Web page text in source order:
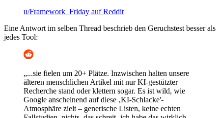
u/Framework_Friday auf Reddit
Eine Antwort im selben Thread beschrieb den Geruchstest besser als
jedes Tool:
„...sie fielen um 20+ Plätze. Inzwischen halten unsere
älteren menschlichen Artikel mit nur KI-gestützter
Recherche stand oder klettern sogar. Es ist wild, wie
Google anscheinend auf diese ‚KI-Schlacke'-
Atmosphäre zielt – generische Listen, keine echten